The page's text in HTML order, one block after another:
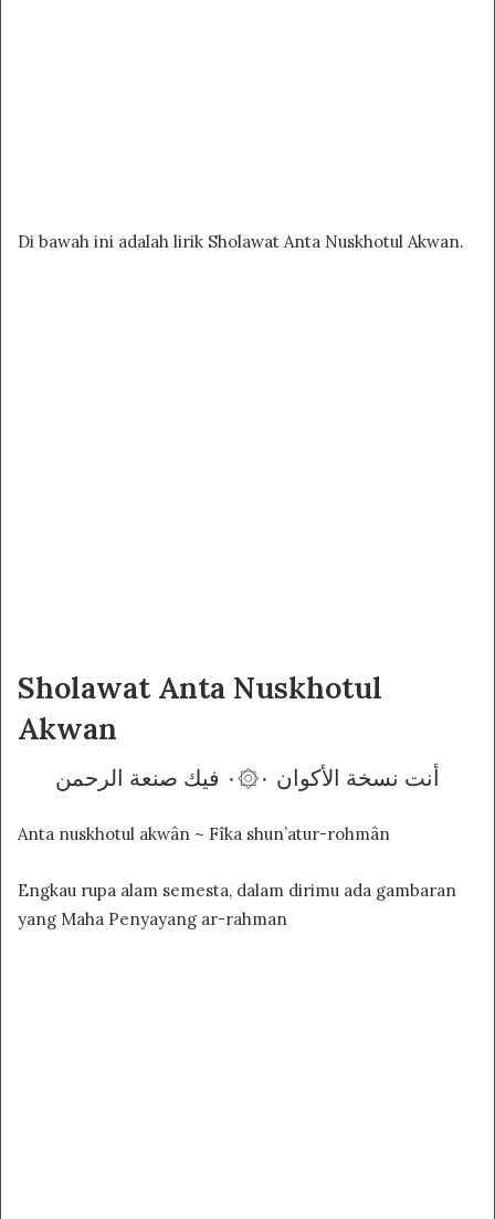
Di bawah ini adalah lirik Sholawat Anta Nuskhotul Akwan.
Sholawat Anta Nuskhotul
Akwan
أنت نسخة الأکوان ۰۞۰ فيك صنعة الرحمن
Anta nuskhotul akwân ~ Fîka shun’atur-rohmân
Engkau rupa alam semesta, dalam dirimu ada gambaran
yang Maha Penyayang ar-rahman